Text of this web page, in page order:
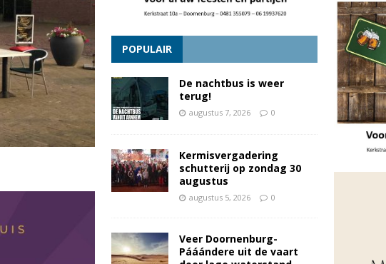
POPULAIR
De nachtbus is weer
terug!
augustus 7, 2026 0
Kermisvergadering
schutterij op zondag 30
augustus
augustus 5, 2026 0
Veer Doornenburg-
Pááándere uit de vaart